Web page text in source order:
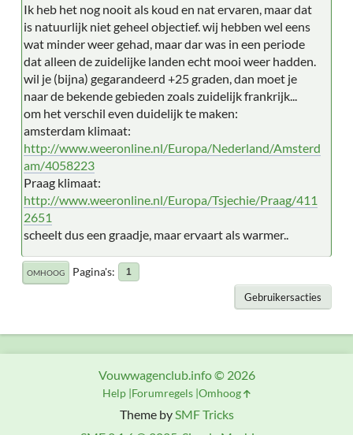
Ik heb het nog nooit als koud en nat ervaren, maar dat
is natuurlijk niet geheel objectief. wij hebben wel eens
wat minder weer gehad, maar dar was in een periode
dat alleen de zuidelijke landen echt mooi weer hadden.
wil je (bijna) gegarandeerd +25 graden, dan moet je
naar de bekende gebieden zoals zuidelijk frankrijk...
om het verschil even duidelijk te maken:
amsterdam klimaat:
http://www.weeronline.nl/Europa/Nederland/Amsterd
am/4058223
Praag klimaat:
http://www.weeronline.nl/Europa/Tsjechie/Praag/411
2651
scheelt dus een graadje, maar ervaart als warmer..
OMHOOG Pagina's 1
Gebruikersacties
Theme bySMF Tricks
Vouwwagenclub.info © 2026
Help Forumregels Omhoog